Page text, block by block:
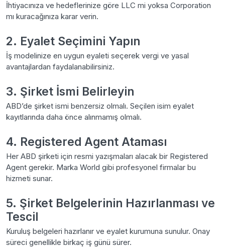
İhtiyacınıza ve hedeflerinize göre LLC mi yoksa Corporation
mı kuracağınıza karar verin.
2. Eyalet Seçimini Yapın
İş modelinize en uygun eyaleti seçerek vergi ve yasal
avantajlardan faydalanabilirsiniz.
3. Şirket İsmi Belirleyin
ABD’de şirket ismi benzersiz olmalı. Seçilen isim eyalet
kayıtlarında daha önce alınmamış olmalı.
4. Registered Agent Ataması
Her ABD şirketi için resmi yazışmaları alacak bir Registered
Agent gerekir. Marka World gibi profesyonel firmalar bu
hizmeti sunar.
5. Şirket Belgelerinin Hazırlanması ve
Tescil
Kuruluş belgeleri hazırlanır ve eyalet kurumuna sunulur. Onay
süreci genellikle birkaç iş günü sürer.